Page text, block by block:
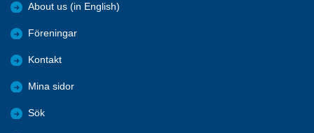
About us (in English)
Föreningar
Kontakt
Mina sidor
Sök